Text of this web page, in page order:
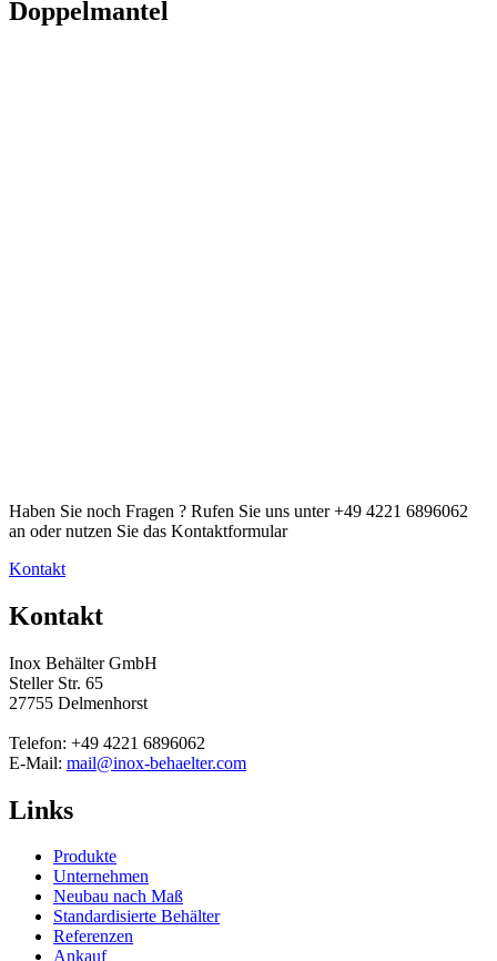
Doppelmantel
Haben Sie noch Fragen ? Rufen Sie uns unter +49 4221 6896062
an oder nutzen Sie das Kontaktformular
Kontakt
Kontakt
Inox Behälter GmbH
Steller Str. 65
27755 Delmenhorst
Telefon: +49 4221 6896062
E-Mail: mail@inox-behaelter.com
Links
Produkte
Unternehmen
Neubau nach Maß
Standardisierte Behälter
Referenzen
Ankauf